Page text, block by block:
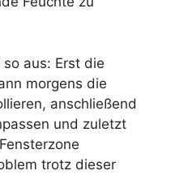
aus: Erst die
morgens die
anschließend
und zuletzt
trotz dieser